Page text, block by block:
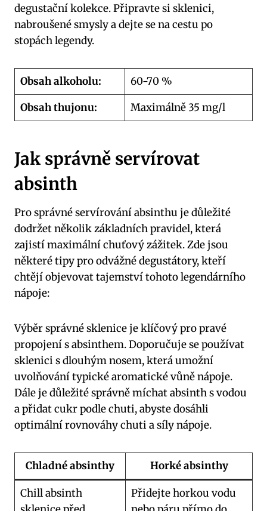
degustační kolekce. Připravte si sklenici,
nabroušené smysly a dejte se na cestu po
stopách legendy.
Obsah alkoholu:
60-70 %
Obsah thujonu:
Maximálně 35 mg/l
Jak správně servírovat
absinth
Pro správné servírování absinthu⁣ je důležité
dodržet několik základních pravidel, která
zajistí maximální chuťový‍ zážitek. Zde jsou
některé tipy​ pro odvážné degustátory, kteří
chtějí objevovat tajemství⁢ tohoto legendárního
nápoje:
Výběr správné sklenice je klíčový pro⁣ pravé
propojení s absinthem. Doporučuje se používat
sklenici s dlouhým nosem, která umožní
uvolňování typické aromatické⁣ vůně nápoje.
⁣Dále je důležité správně míchat absinth⁣ s vodou
a přidat cukr podle chuti, abyste dosáhli
optimální rovnováhy chuti a síly nápoje.
Chladné absinthy Horké absinthy
Chill absinth
Přidejte‍ horkou⁢ vodu